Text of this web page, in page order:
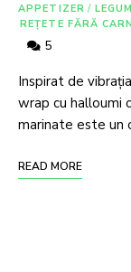
APPETIZER /
REȚETE FĂRĂ
5
Inspirat de
wrap cu halloumi
marinate este un
READ MORE